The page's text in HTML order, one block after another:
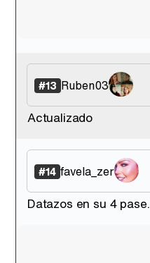
#13 Ruben03
Actualizado
#14 favela_zer
Datazos en su 4 pase.